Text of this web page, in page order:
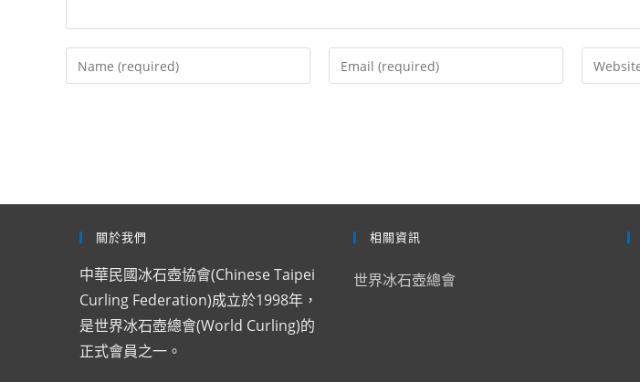
Enter
your
Enter
your
Enter
your
關於我們
中華民國冰石壺協會(Chinese Taipei
Curling Federation)成立於1998年，
是世界冰石壺總會(World Curling)的
正式會員之一。
相關資訊
世界冰石壺總會